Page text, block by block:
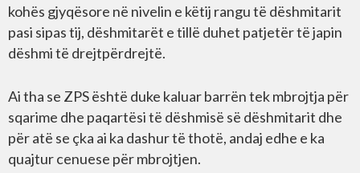
kohës gjyqësore në nivelin e këtij rangu të dëshmitarit
pasi sipas tij, dëshmitarët e tillë duhet patjetër të japin
dëshmi të drejtpërdrejtë.
Ai tha se ZPS është duke kaluar barrën tek mbrojtja për
sqarime dhe paqartësi të dëshmisë së dëshmitarit dhe
për atë se çka ai ka dashur të thotë, andaj edhe e ka
quajtur cenuese për mbrojtjen.